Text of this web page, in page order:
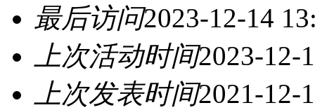
最后访问2023-12-14
上次活动时间2023-12-
上次发表时间2021-12-